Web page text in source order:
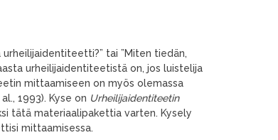
tai ”Miten tiedän,
urheilijaidentiteetistä on, jos luistelija
mittaamiseen on myös olemassa
1993). Kyse on Urheilijaidentiteetin
tätä materiaalipakettia varten. Kysely
mittaamisessa.